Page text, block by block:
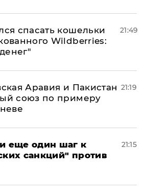
спасать кошельки
Wildberries:
21:49
Аравия и Пакистан
союз по примеру
21:19
еще один шаг к
санкций" против
21:15